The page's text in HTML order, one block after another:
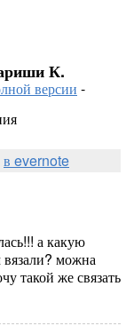
К.
версии -
в evernote
а какую
можна
такой же связать